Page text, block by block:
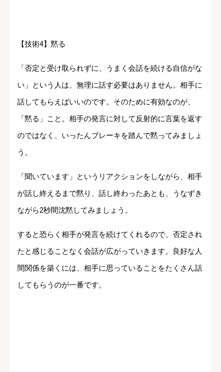
【技術4】黙る
「否定と受け取られずに、うまく会話を続ける自信がな
い」という人は、無理に話す必要はありません。相手に
話してもらえばいいのです。そのために有効なのが、
「黙る」こと。相手の発言に対して反射的に言葉を返す
のではなく、いったんブレーキを踏んで黙ってみましょ
う。
「聞いています」というリアクションをしながら、相手
が話し終えるまで黙り、話し終わったあとも、うなずき
ながら2秒間沈黙してみましょう。
すると恐らく相手が発言を続けてくれるので、否定され
たと感じることなく会話が広がっていきます。良好な人
間関係を築くには、相手に思っていることをたくさん話
してもらうのが一番です。